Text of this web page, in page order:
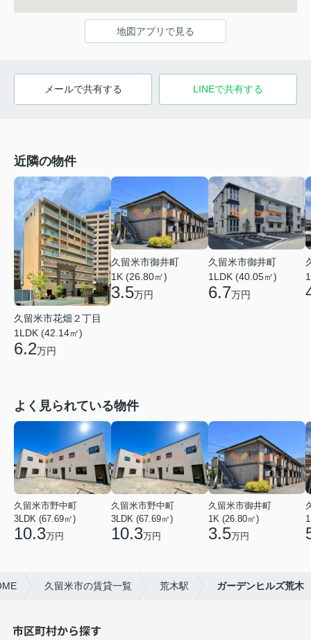
地図アプリで見る
メールで共有する LINEで共有する
近隣の物件
久留米市花畑２丁目
1LDK (42.14㎡)
6.2万円
久留米市御井町
1K (26.80㎡)
3.5万円
久留米市御井町
1LDK (40.05㎡)
6.7万円
よく見られている物件
久留米市野中町
3LDK (67.69㎡)
10.3万円
久留米市野中町
3LDK (67.69㎡)
10.3万円
久留米市御井町
1K (26.80㎡)
3.5万円
久留米市の賃貸一覧 荒木駅 ガーデンヒルズ荒木
市区町村から探す